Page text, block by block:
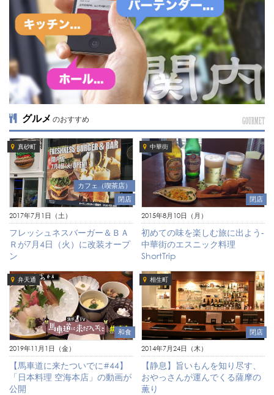
グルメ のおすすめ GOURMET
真砂町
カフェ（喫茶店）
閉店
2017年7月1日（土）
フレッシュネスバーガー＆ＢＡ
Ｒが7月4日（火）に改装オープ
ン
中華街
閉店
2015年8月10日（月）
初めての味を楽しむ旅に出よう-
中華街のエスニック料理
ShortTrip
弁天通
和食
2019年11月1日（金）
【馬車道に来たついでに#44】
「日本料理 空海本店」の動画が
公開
相生町
閉店
2014年7月24日（木）
【静息】旨いもんを知り尽す、
おやっさんが運んでくる薩摩の
薫り